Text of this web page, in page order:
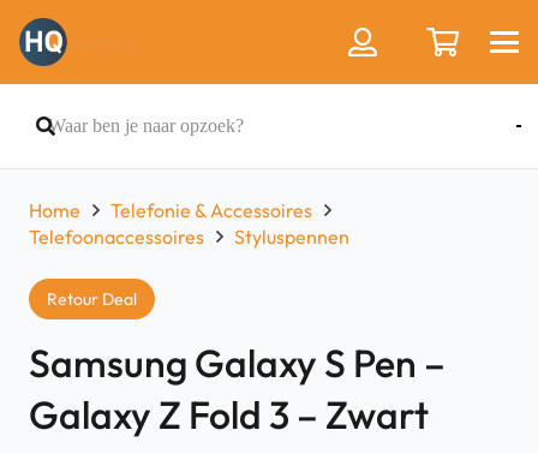
Home
Telefonie & Accessoires
Telefoonaccessoires
Styluspennen
Retour Deal
Samsung Galaxy S Pen –
Galaxy Z Fold 3 – Zwart